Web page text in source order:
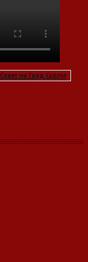
Совет на Град Скопје